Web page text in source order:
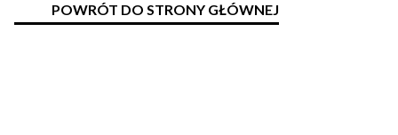
POWRÓT DO STRONY GŁÓWNEJ